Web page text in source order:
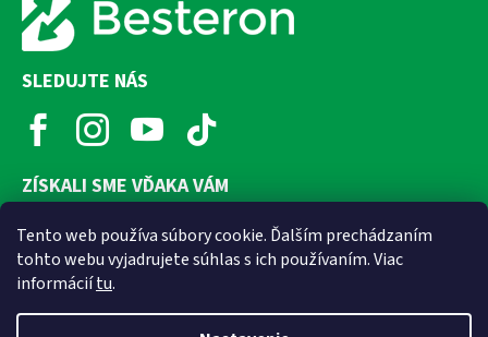
Tento web používa súbory cookie. Ďalším prechádzaním
tohto webu vyjadrujete súhlas s ich používaním. Viac
informáciítu.
SLEDUJTE NÁS
ZÍSKALI SME VĎAKA VÁM